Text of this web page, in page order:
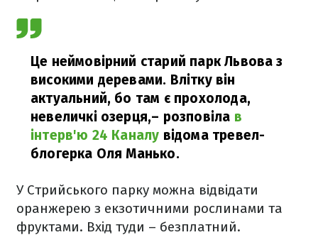
Це неймовірний старий парк Львова з
високими деревами. Влітку він
актуальний, бо там є прохолода,
невеличкі озерця,– розповіла в
інтерв'ю 24 Каналу відома тревел-
блогерка Оля Манько.
У Стрийського парку можна відвідати
оранжерею з екзотичними рослинами та
фруктами. Вхід туди – безплатний.